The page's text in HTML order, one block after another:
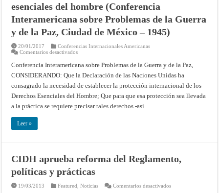
esenciales del hombre (Conferencia
Interamericana sobre Problemas de la Guerra
y de la Paz, Ciudad de México – 1945)
20/01/2017
Conferencias Internacionales Americanas
Comentarios desactivadosen
internacional
de
los
esenciales
del
hombre
(Conferencia
Interamericana
la
Paz,
Ciudad
de
–
Conferencia Interamericana sobre Problemas de la Guerra y de la Paz,
CONSIDERANDO: Que la Declaración de las Naciones Unidas ha
consagrado la necesidad de establecer la protección internacional de los
Derechos Esenciales del Hombre; Que para que esa protección sea llevada
a la práctica se requiere precisar tales derechos -así …
Leer »
CIDH aprueba reforma del Reglamento,
políticas y prácticas
19/03/2013 Featured ,Noticias Comentarios desactivadosen